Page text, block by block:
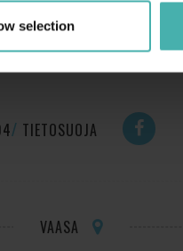
selection
TIETOSUOJA
VAASA